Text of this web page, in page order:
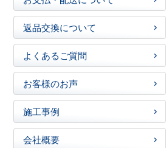
返品交換について
よくあるご質問
お客様のお声
施工事例
会社概要